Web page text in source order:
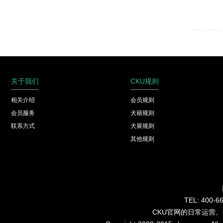
关于我们
相关介绍
会员服务
联系方式
CKU规则
会员规则
犬籍规则
犬展规则
其他规则
TEL: 400-
CKU官网的日常运营